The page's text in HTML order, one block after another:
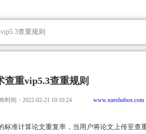
查重规则
查重vip5.3查重规则
时间：2022-02-21 10:10:24 www.xueshubox.com
准计算论文重复率，当用户将论文上传至查